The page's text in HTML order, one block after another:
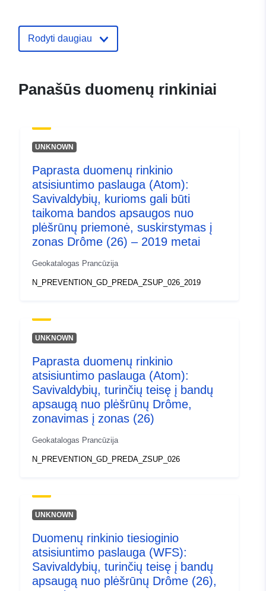
7742197003fb
Rūšis:
Išteklius:
http://inspire.ec.europa.eu/
codelist/SpatialDataServiceType/
Rodyti daugiau
Panašūs duomenų rinkiniai
UNKNOWN
Paprasta duomenų rinkinio
atsisiuntimo paslauga (Atom):
Savivaldybių, kurioms gali būti
taikoma bandos apsaugos nuo
plėšrūnų priemonė, suskirstymas į
zonas Drôme (26) – 2019 metai
Geokatalogas Prancūzija
N_PREVENTION_GD_PREDA_ZSUP_026_2019
UNKNOWN
Paprasta duomenų rinkinio
atsisiuntimo paslauga (Atom):
Savivaldybių, turinčių teisę į bandų
apsaugą nuo plėšrūnų Drôme,
zonavimas į zonas (26)
Geokatalogas Prancūzija
N_PREVENTION_GD_PREDA_ZSUP_026
UNKNOWN
Duomenų rinkinio tiesioginio
atsisiuntimo paslauga (WFS):
Savivaldybių, turinčių teisę į bandų
apsaugą nuo plėšrūnų Drôme (26),